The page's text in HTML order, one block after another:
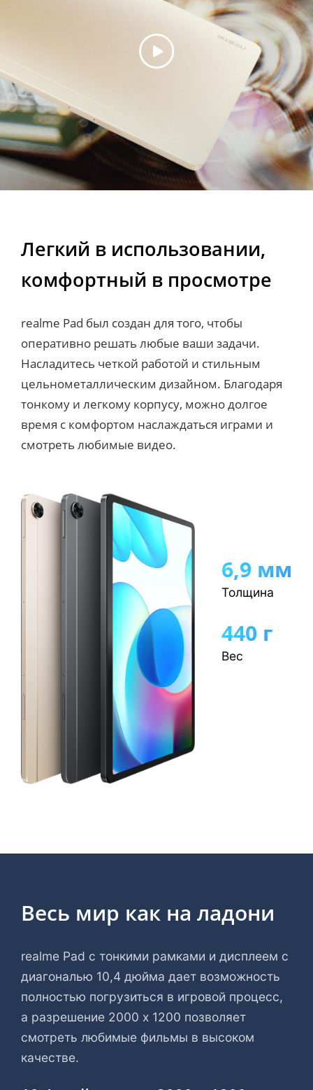
Легкий в использовании,
комфортный в просмотре
realme Pad был создан для того, чтобы
оперативно решать любые ваши задачи.
Насладитесь четкой работой и стильным
цельнометаллическим дизайном. Благодаря
тонкому и легкому корпусу, можно долгое
время с комфортом наслаждаться играми и
смотреть любимые видео.
6,9 мм
Толщина
440 г
Вес
Весь мир как на ладони
realme Pad с тонкими рамками и дисплеем с
диагональю 10,4 дюйма дает возможность
полностью погрузиться в игровой процесс,
а разрешение 2000 х 1200 позволяет
смотреть любимые фильмы в высоком
качестве.